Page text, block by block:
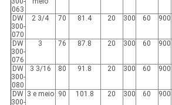
063
DW
300-
070
2 3/4 70 81.4 20 300 60 900
DW
300-
076
3 76 87.8 20 300 60 900
DW
300-
080
3 3/16 80 91.8 20 300 60 900
DW
300-
3 e meio 90 101.8 20 300 60 900